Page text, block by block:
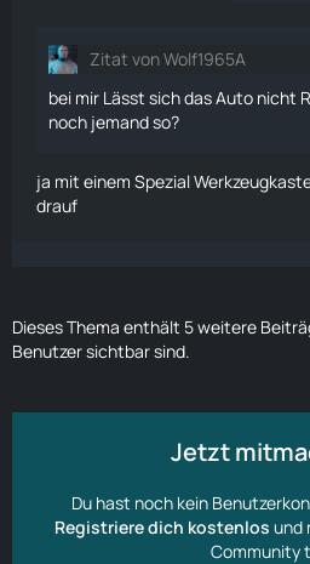
Zitat von Wolf1965A
bei mir Lässt sich das Auto nicht
noch jemand so?
ja mit einem Spezial
drauf
Dieses Thema enthält 5 weitere
Benutzer sichtbar sind.
Jetzt
Du hast noch kein
Registriere dich kostenlos und
Community